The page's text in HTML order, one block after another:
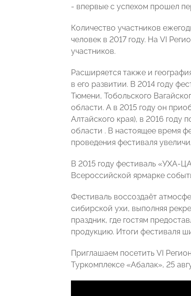
- впервые с успехом прошел
Количество участников
человек в 2017 году. На VI
участников.
Расширяется также и
в его развитии. В 2014 году
Тюмени, Тобольского
области. А в 2015 году он
Алтайского края), в 2016 году
области . В настоящее время
проведения фестиваля
В 2015 году фестиваль «УХА-
Всероссийской ярмарке
Фестиваль воссоздаёт
сибирской ухи, выполняя
праздник, где гостям
продукцию. Итоги фестиваля
Приглашаем посетить VI
Туркомплексе «Абалак», 25